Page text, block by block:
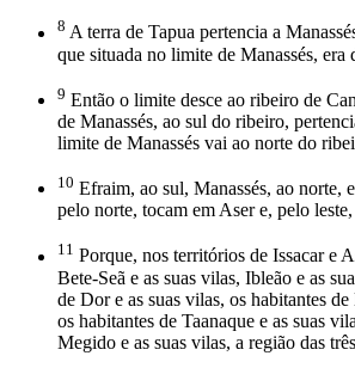
8 A terra de Tapua pertencia a
que situada no limite de Manassés,
9 Então o limite desce ao ribeiro de
de Manassés, ao sul do ribeiro,
limite de Manassés vai ao norte do
10 Efraim, ao sul, Manassés, ao norte,
pelo norte, tocam em Aser e, pelo leste,
11 Porque, nos territórios de Issacar e
Bete-Seã e as suas vilas, Ibleão e as
de Dor e as suas vilas, os habitantes
os habitantes de Taanaque e as suas
Megido e as suas vilas, a região das